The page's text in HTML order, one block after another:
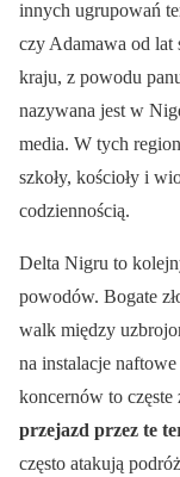
innych ugrupowań
czy Adamawa od lat
kraju, z powodu
nazywana jest w
media. W tych
szkoły, kościoły i
codziennością.
Delta Nigru to
powodów. Bogate
walk między
na instalacje
koncernów to częste
przejazd przez te
często atakują